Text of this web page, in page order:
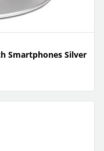
Smartphones Silver